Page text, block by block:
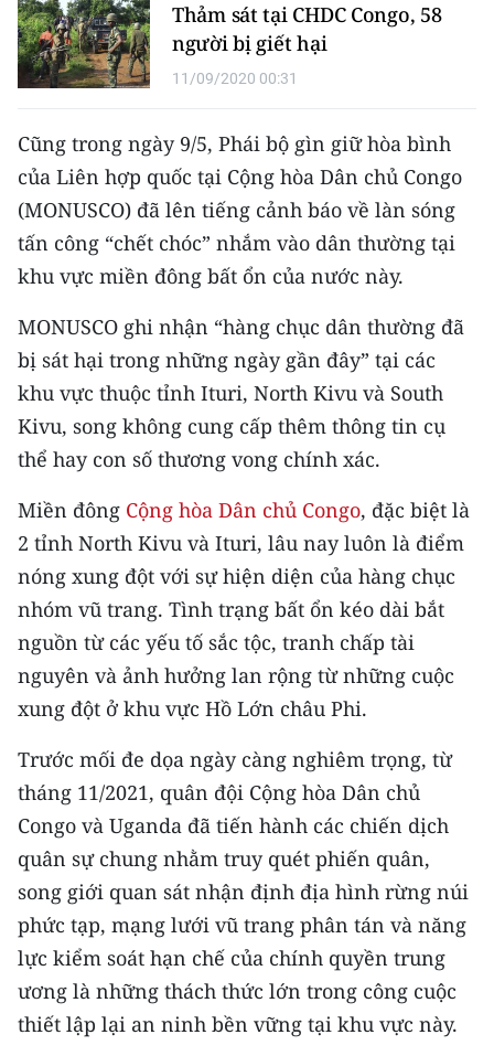
MEDIA CENTER
E-Magazine
Media Chính trị
Media Kinh tế
Media Văn hóa
Media Xã hội
Media Pháp luật
Media Du lịch
Media Thế giới
Media Thể thao
Media Giáo dục
Media Y tế
Media Khoa học - Công nghệ
Media Môi trường
Ảnh
Infographic
TIN MỚI
TIN ĐỊA PHƯƠNG
Trung du và miền núi phía Bắc
Đồng bằng sông Hồng
Thảm sát tại CHDC Congo, 58
người bị giết hại
11/09/2020 00:31
Cũng trong ngày 9/5, Phái bộ gìn giữ hòa bình
của Liên hợp quốc tại Cộng hòa Dân chủ Congo
(MONUSCO) đã lên tiếng cảnh báo về làn sóng
tấn công “chết chóc” nhắm vào dân thường tại
khu vực miền đông bất ổn của nước này.
MONUSCO ghi nhận “hàng chục dân thường đã
bị sát hại trong những ngày gần đây” tại các
khu vực thuộc tỉnh Ituri, North Kivu và South
Kivu, song không cung cấp thêm thông tin cụ
thể hay con số thương vong chính xác.
Miền đông Cộng hòa Dân chủ Congo, đặc biệt là
2 tỉnh North Kivu và Ituri, lâu nay luôn là điểm
nóng xung đột với sự hiện diện của hàng chục
nhóm vũ trang. Tình trạng bất ổn kéo dài bắt
nguồn từ các yếu tố sắc tộc, tranh chấp tài
nguyên và ảnh hưởng lan rộng từ những cuộc
xung đột ở khu vực Hồ Lớn châu Phi.
Trước mối đe dọa ngày càng nghiêm trọng, từ
tháng 11/2021, quân đội Cộng hòa Dân chủ
Congo và Uganda đã tiến hành các chiến dịch
quân sự chung nhằm truy quét phiến quân,
song giới quan sát nhận định địa hình rừng núi
phức tạp, mạng lưới vũ trang phân tán và năng
lực kiểm soát hạn chế của chính quyền trung
ương là những thách thức lớn trong công cuộc
thiết lập lại an ninh bền vững tại khu vực này.